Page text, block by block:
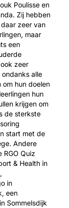
Poulisse en
Zij hebben
zeer van
maar
een
zeer
alle
hun doelen
hun
krijgen om
de sterkste
start met de
Andere
Quiz
& Health in
in
een
Sommelsdijk